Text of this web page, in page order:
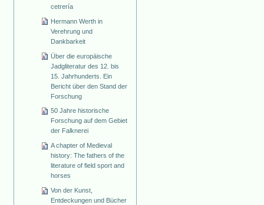
cetrería
Hermann Werth in
Verehrung und
Dankbarkeit
Über die europäische
Jadgliteratur des 12. bis
15. Jahrhunderts. Ein
Bericht über den Stand der
Forschung
50 Jahre historische
Forschung auf dem Gebiet
der Falknerei
A chapter of Medieval
history: The fathers of the
literature of field sport and
horses
Von der Kunst,
Entdeckungen und Bücher